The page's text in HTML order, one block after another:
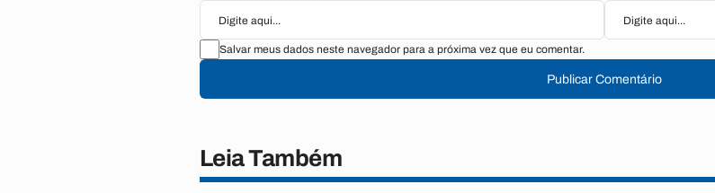
Salvar meus dados neste navegador para a próxima vez que eu comentar.
Publicar Comentário
Leia Também